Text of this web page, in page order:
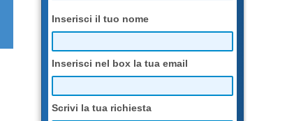
Inserisci il tuo nome
Inserisci nel box la tua email
Scrivi la tua richiesta